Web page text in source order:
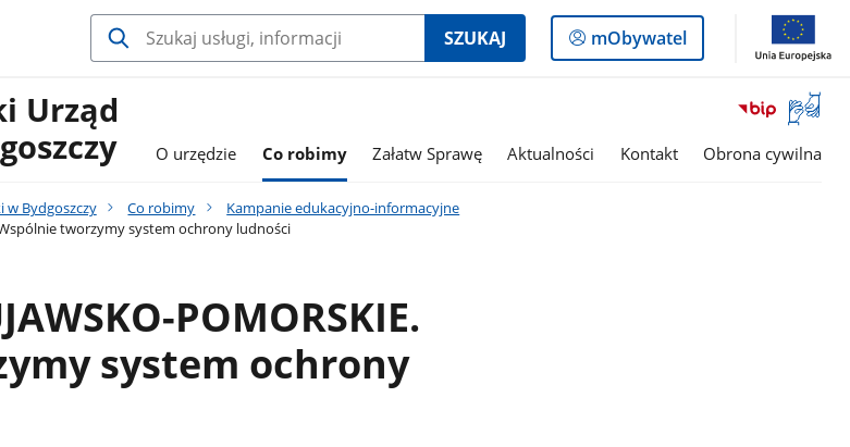
SZUKAJ
Logowanie
do
mObywatel
Otwórz
okno
z
Urząd
O urzędzie Co robimy Załatw Sprawę Aktualności Kontakt Obrona cywilna
w Bydgoszczy Co robimy
Kampanie edukacyjno-informacyjne
Wspólnie tworzymy system ochrony ludności
POMORSKIE.
system ochrony